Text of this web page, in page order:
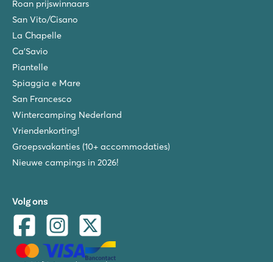
Roan prijswinnaars
San Vito/Cisano
La Chapelle
Ca'Savio
Piantelle
Spiaggia e Mare
San Francesco
Wintercamping Nederland
Vriendenkorting!
Groepsvakanties (10+ accommodaties)
Nieuwe campings in 2026!
Volg ons